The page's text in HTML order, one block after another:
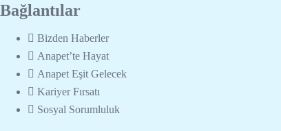
Bağlantılar
Bizden Haberler
Anapet’te Hayat
Anapet Eşit Gelecek
Kariyer Fırsatı
Sosyal Sorumluluk